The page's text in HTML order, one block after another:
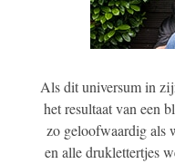
Als dit universum in
het resultaat van een
zo geloofwaardig als
en alle druklettertjes